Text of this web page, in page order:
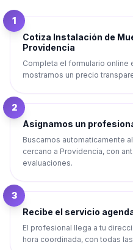
1
Cotiza Instalación de
Providencia
Completa el formulario online
mostramos un precio
2
Asignamos un
Buscamos automaticamente
cercano a Providencia, con
evaluaciones.
3
Recibe el servicio
El profesional llega a tu
hora coordinada, con todas